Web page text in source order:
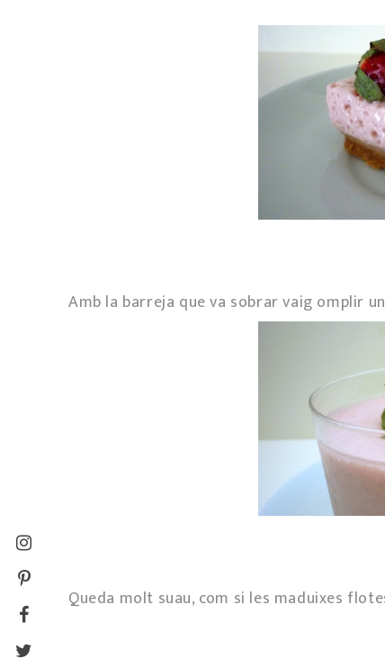
Amb la barreja que va sobrar vaig omplir
Queda molt suau, com si les maduixes